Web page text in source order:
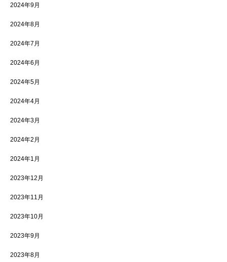
2024年9月
2024年8月
2024年7月
2024年6月
2024年5月
2024年4月
2024年3月
2024年2月
2024年1月
2023年12月
2023年11月
2023年10月
2023年9月
2023年8月